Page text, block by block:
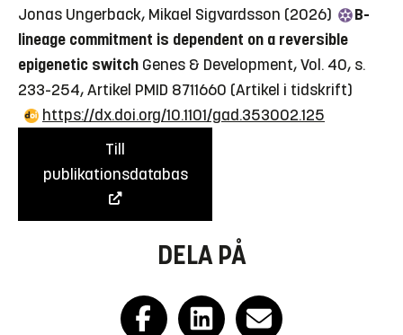
Jonas Ungerback, Mikael Sigvardsson (2026)
B-
lineage commitment is dependent on a reversible
epigenetic switch Genes & Development, Vol. 40, s.
233-254, Artikel PMID 8711660 (Artikel i tidskrift)
https://dx.doi.org/10.1101/gad.353002.125
Till
publikationsdatabas
DELA PÅ